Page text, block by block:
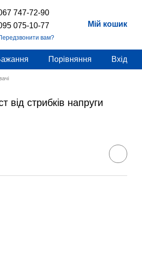
747-72-90
075-10-77
вам?
Мій кошик
Порівняння Вхід
стрибків напруги